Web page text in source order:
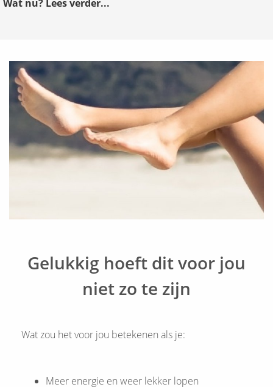
Wat nu? Lees verder...
Gelukkig hoeft dit voor jou
niet zo te zijn
Wat zou het voor jou betekenen als je:
Meer energie en weer lekker lopen